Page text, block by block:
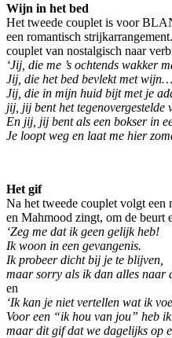
Wijn in het bed
Het tweede couplet is voor
een romantisch
couplet van nostalgisch naar
‘Jij, die me ’s ochtends wakker
Jij, die het bed bevlekt met wijn…
Jij, die in mijn huid bijt met je
jij, jij bent het tegenovergestelde
En jij, jij bent als een bokser in
Je loopt weg en laat me hier
Het gif
Na het tweede couplet volgt
en Mahmood zingt, om de beurt
‘Zeg me dat ik geen gelijk heb!
Ik woon in een gevangenis.
Ik probeer dicht bij je te blijven,
maar sorry als ik dan alles naar
en
‘Ik kan je niet vertellen wat ik
Voor een “ik hou van jou” heb
maar dit gif dat we dagelijks op